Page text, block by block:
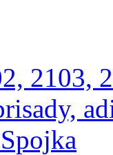
2103,